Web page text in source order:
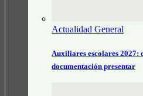
Actualidad General
Auxiliares escolares 2027:
documentación presentar